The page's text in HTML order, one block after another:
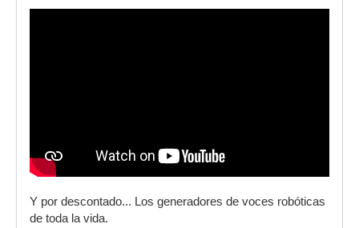
Y por descontado... Los generadores de voces robóticas
de toda la vida.